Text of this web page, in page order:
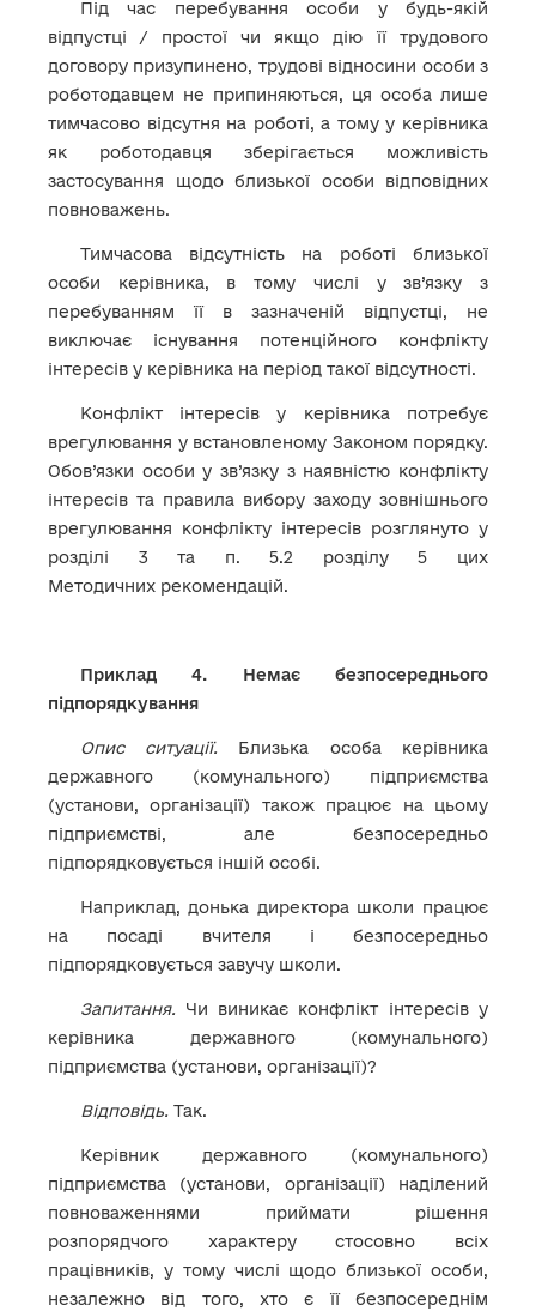
Під час перебування особи у будь-якій
відпустці / простої чи якщо дію її трудового
договору призупинено, трудові відносини особи з
роботодавцем не припиняються, ця особа лише
тимчасово відсутня на роботі, а тому у керівника
як роботодавця зберігається можливість
застосування щодо близької особи відповідних
повноважень.
Тимчасова відсутність на роботі близької
особи керівника, в тому числі у зв’язку з
перебуванням її в зазначеній відпустці, не
виключає існування потенційного конфлікту
інтересів у керівника на період такої відсутності.
Конфлікт інтересів у керівника потребує
врегулювання у встановленому Законом порядку.
Обов’язки особи у зв’язку з наявністю конфлікту
інтересів та правила вибору заходу зовнішнього
врегулювання конфлікту інтересів розглянуто у
розділі 3 та п. 5.2 розділу 5 цих
Методичних рекомендацій.
Приклад 4. Немає безпосереднього
підпорядкування
Опис ситуації. Близька особа керівника
державного (комунального) підприємства
(установи, організації) також працює на цьому
підприємстві, але безпосередньо
підпорядковується іншій особі.
Наприклад, донька директора школи працює
на посаді вчителя і безпосередньо
підпорядковується завучу школи.
Запитання.Чи виникає конфлікт інтересів у
керівника державного (комунального)
підприємства (установи, організації)?
Відповідь.Так.
Керівник державного (комунального)
підприємства (установи, організації) наділений
повноваженнями приймати рішення
розпорядчого характеру стосовно всіх
працівників, у тому числі щодо близької особи,
незалежно від того, хто є її безпосереднім